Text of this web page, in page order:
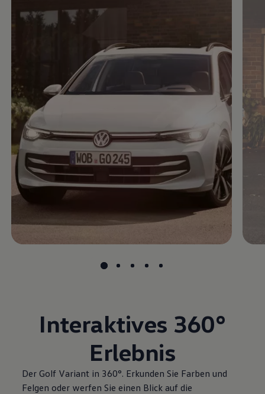
Interaktives 360°
Erlebnis
Der Golf Variant in 360°. Erkunden Sie Farben und
Felgen oder werfen Sie einen Blick auf die